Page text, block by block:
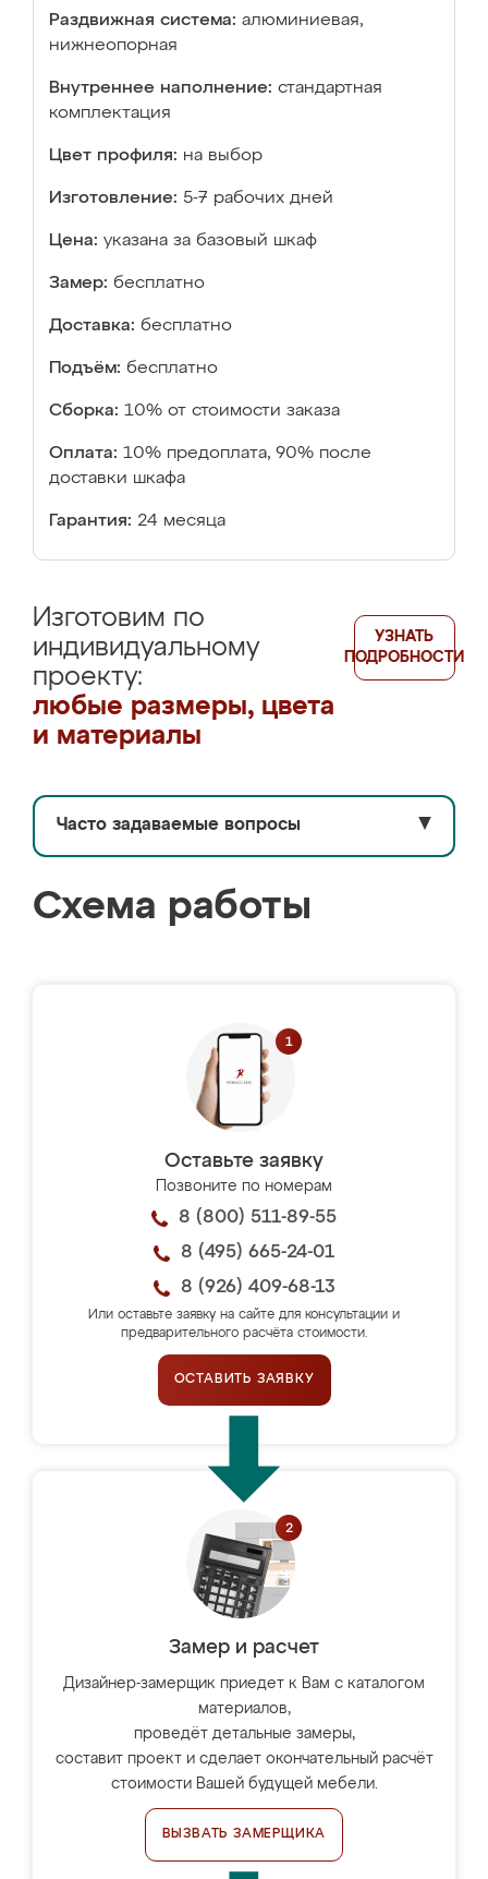
Раздвижная система: алюминиевая,
нижнеопорная
Внутреннее наполнение: стандартная
комплектация
Цвет профиля: на выбор
Изготовление: 5-7 рабочих дней
Цена: указана за базовый шкаф
Замер: бесплатно
Доставка: бесплатно
Подъём: бесплатно
Сборка: 10% от стоимости заказа
Оплата: 10% предоплата, 90% после
доставки шкафа
Гарантия: 24 месяца
Изготовим по
индивидуальному
проекту:
любые размеры, цвета
и материалы
УЗНАТЬ
ПОДРОБНОСТИ
Часто задаваемые вопросы ▼
Схема работы
Оставьте заявку
Позвоните по номерам
8 (800) 511-89-55
8 (495) 665-24-01
8 (926) 409-68-13
Или оставьте заявку на сайте для консультации и
предварительного расчёта стоимости.
ОСТАВИТЬ ЗАЯВКУ
Замер и расчет
Дизайнер-замерщик приедет к Вам с каталогом
материалов,
проведёт детальные замеры,
составит проект и сделает окончательный расчёт
стоимости Вашей будущей мебели.
ВЫЗВАТЬ ЗАМЕРЩИКА